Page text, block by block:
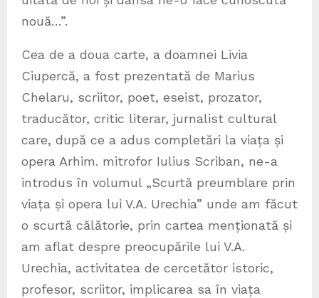
nouă…”.
Cea de a doua carte, a doamnei Livia
Ciupercă, a fost prezentată de Marius
Chelaru, scriitor, poet, eseist, prozator,
traducător, critic literar, jurnalist cultural
care, după ce a adus completări la viața și
opera Arhim. mitrofor Iulius Scriban, ne-a
introdus în volumul „Scurtă preumblare prin
viața și opera lui V.A. Urechia” unde am făcut
o scurtă călătorie, prin cartea menționată și
am aflat despre preocupările lui V.A.
Urechia, activitatea de cercetător istoric,
profesor, scriitor, implicarea sa în viața